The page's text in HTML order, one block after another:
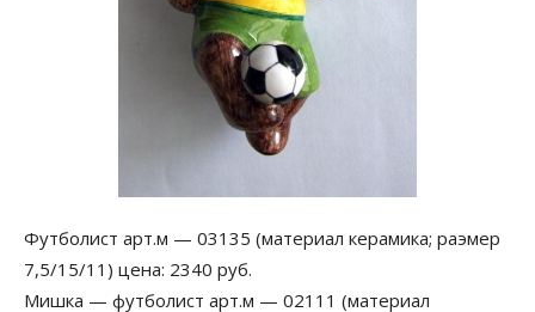
Футболист арт.м — 03135 (материал керамика; раэмер
7,5/15/11) цена: 2340 руб.
Мишка — футболист арт.м — 02111 (материал